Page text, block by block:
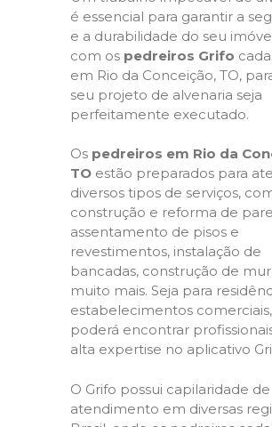
é essencial para garantir a
e a durabilidade do seu
com os pedreiros Grifo
em Rio da Conceição, TO,
seu projeto de alvenaria seja
perfeitamente executado.
Os pedreiros em Rio da
TO estão preparados para
diversos tipos de serviços,
construção e reforma de
assentamento de pisos e
revestimentos, instalação de
bancadas, construção de
muito mais. Seja para
estabelecimentos
poderá encontrar
alta expertise no aplicativo
O Grifo possui capilaridade de
atendimento em diversas